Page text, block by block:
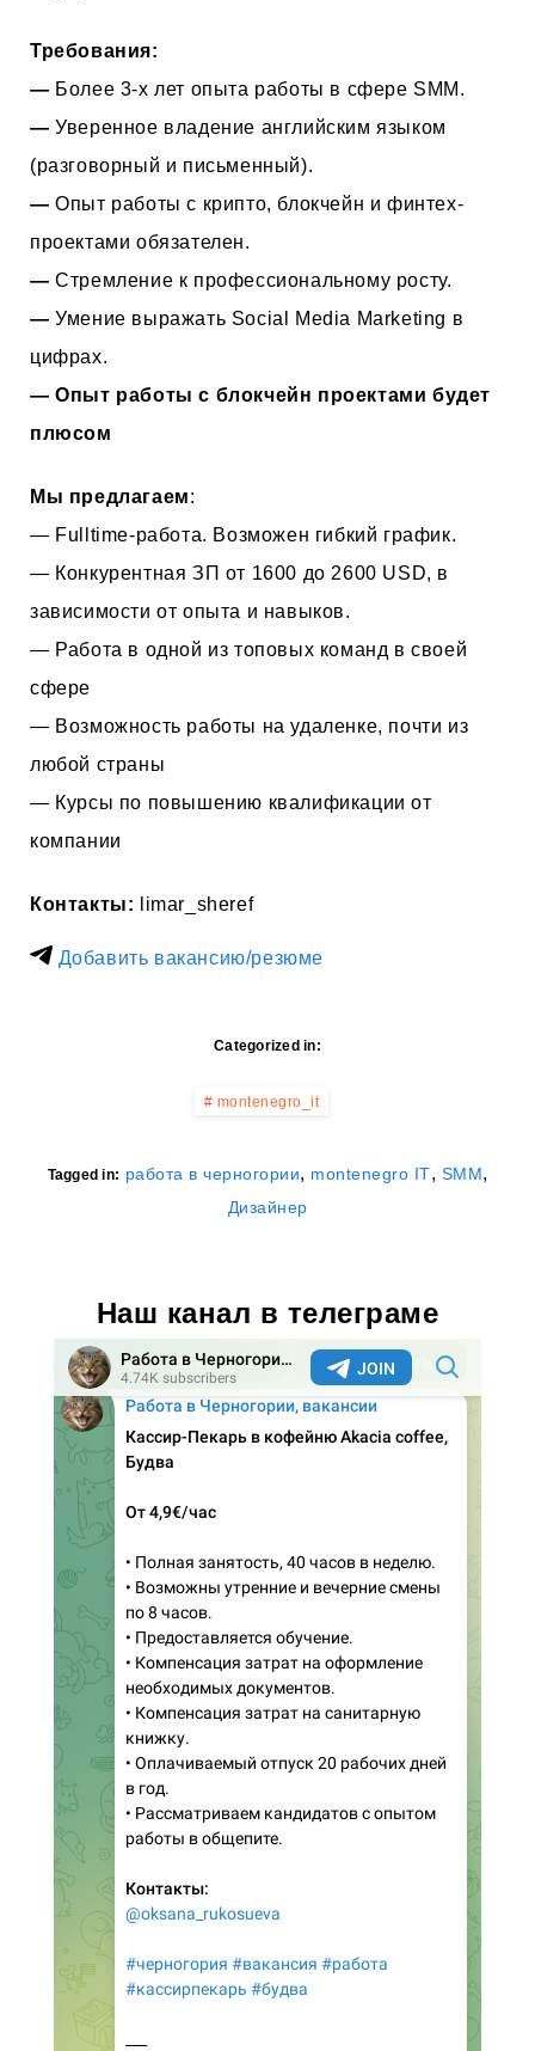
Требования:
— Более 3-х лет опыта работы в сфере SMM.
—Уверенное владение английским языком
(разговорный и письменный).
—Опыт работы с крипто, блокчейн и финтех-
проектами обязателен.
—Стремление к профессиональному росту.
—Умение выражать Social Media Marketing в
цифрах.
— Опыт работы с блокчейн проектами будет
плюсом
Мы предлагаем:
— Fulltime-работа. Возможен гибкий график.
— Конкурентная ЗП от 1600 до 2600 USD, в
зависимости от опыта и навыков.
— Работа в одной из топовых команд в своей
сфере
— Возможность работы на удаленке, почти из
любой страны
— Курсы по повышению квалификации от
компании
Контакты: limar_sheref
Добавить вакансию/резюме
Categorized in:
montenegro_it
Tagged in: работа в черногории, montenegro IT, SMM,
Дизайнер
Наш канал в телеграме